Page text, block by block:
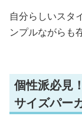
自分らしいスタ
ンプルながらも
個性派必見
サイズパー